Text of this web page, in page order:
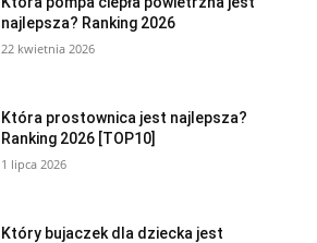
najlepsza? Ranking 2026
22 kwietnia 2026
Która prostownica jest najlepsza?
Ranking 2026 [TOP10]
1 lipca 2026
Który bujaczek dla dziecka jest